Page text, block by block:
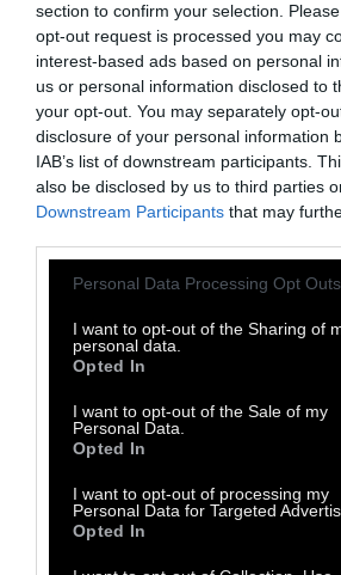
section to confirm your selection.
opt-out request is processed you may
interest-based ads based on personal
us or personal information disclosed to
your opt-out. You may separately opt-
disclosure of your personal information
IAB’s list of downstream participants.
also be disclosed by us to third parties
Downstream Participants that may
Personal Data Processing Opt Outs
I want to opt-out of the Sharing of
personal data.
Opted In
I want to opt-out of the Sale of my
Personal Data.
Opted In
I want to opt-out of processing my
Personal Data for Targeted
Opted In
Νησιώτικο Πανηγύρι: Ο
κορυφαίος δεξιοτέχνης του
αυθεντικός εκφραστής της
παράδοσης, έρχεται στην
Κλαυθμώνος για μια βραδιά
καλοκαιρινή αύρα και